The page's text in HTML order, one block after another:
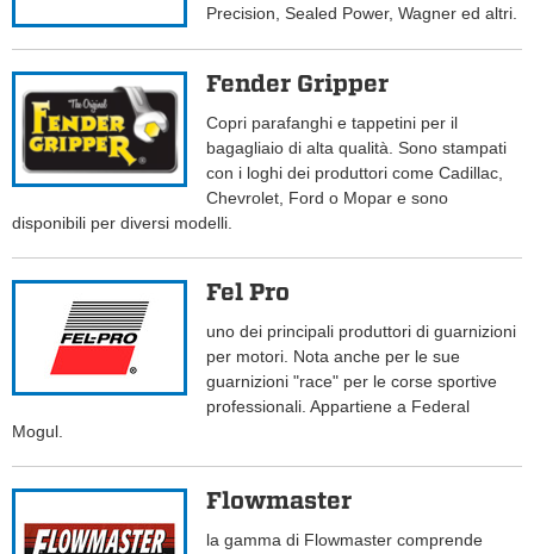
Precision, Sealed Power, Wagner ed altri.
Fender Gripper
Copri parafanghi e tappetini per il
bagagliaio di alta qualità. Sono stampati
con i loghi dei produttori come Cadillac,
Chevrolet, Ford o Mopar e sono
disponibili per diversi modelli.
Fel Pro
uno dei principali produttori di guarnizioni
per motori. Nota anche per le sue
guarnizioni "race" per le corse sportive
professionali. Appartiene a Federal
Mogul.
Flowmaster
la gamma di Flowmaster comprende